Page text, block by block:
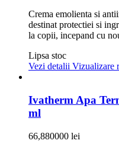
Crema emolienta si
destinat protectiei si
la copii, incepand cu
Lipsa stoc
Vezi detalii Vizualizare
Ivatherm Apa
ml
66,880000 lei